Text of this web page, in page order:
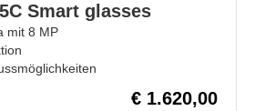
Smart glasses
mit 8 MP
€ 1.620,00